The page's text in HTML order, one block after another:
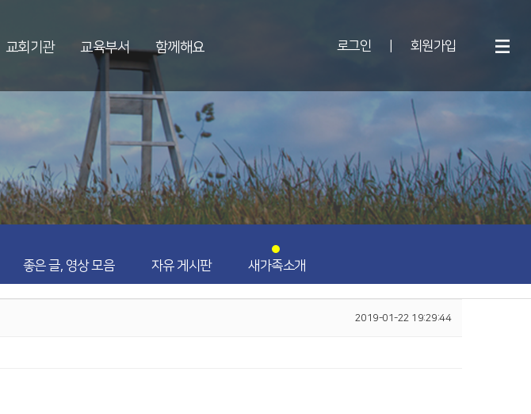
로그인 회원가입
교회기관 교육부서 함께해요
좋은 글, 영상 모음 자유 게시판 새가족소개
2019-01-22 19:29:44